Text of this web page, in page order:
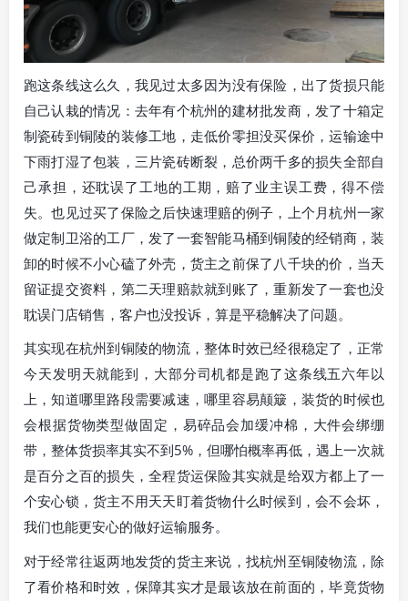
跑这条线这么久，我见过太多因为没有保险，出了货损只能
自己认栽的情况：去年有个杭州的建材批发商，发了十箱定
制瓷砖到铜陵的装修工地，走低价零担没买保价，运输途中
下雨打湿了包装，三片瓷砖断裂，总价两千多的损失全部自
己承担，还耽误了工地的工期，赔了业主误工费，得不偿
失。也见过买了保险之后快速理赔的例子，上个月杭州一家
做定制卫浴的工厂，发了一套智能马桶到铜陵的经销商，装
卸的时候不小心磕了外壳，货主之前保了八千块的价，当天
留证提交资料，第二天理赔款就到账了，重新发了一套也没
耽误门店销售，客户也没投诉，算是平稳解决了问题。
其实现在杭州到铜陵的物流，整体时效已经很稳定了，正常
今天发明天就能到，大部分司机都是跑了这条线五六年以
上，知道哪里路段需要减速，哪里容易颠簸，装货的时候也
会根据货物类型做固定，易碎品会加缓冲棉，大件会绑绷
带，整体货损率其实不到5%，但哪怕概率再低，遇上一次就
是百分之百的损失，全程货运保险其实就是给双方都上了一
个安心锁，货主不用天天盯着货物什么时候到，会不会坏，
我们也能更安心的做好运输服务。
对于经常往返两地发货的货主来说，找杭州至铜陵物流，除
了看价格和时效，保障其实才是最该放在前面的，毕竟货物